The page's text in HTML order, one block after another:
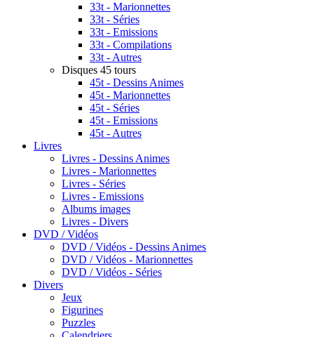
33t - Marionnettes
33t - Séries
33t - Emissions
33t - Compilations
33t - Autres
Disques 45 tours
45t - Dessins Animes
45t - Marionnettes
45t - Séries
45t - Emissions
45t - Autres
Livres
Livres - Dessins Animes
Livres - Marionnettes
Livres - Séries
Livres - Emissions
Albums images
Livres - Divers
DVD / Vidéos
DVD / Vidéos - Dessins Animes
DVD / Vidéos - Marionnettes
DVD / Vidéos - Séries
Divers
Jeux
Figurines
Puzzles